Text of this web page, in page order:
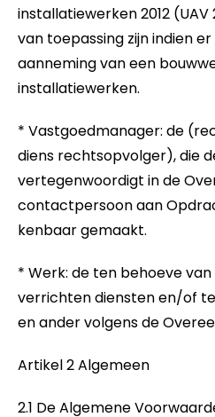
installatiewerken 2012 (UAV
van toepassing zijn indien
aanneming van een
installatiewerken.
* Vastgoedmanager: de
diens rechtsopvolger), die
vertegenwoordigt in de
contactpersoon aan
kenbaar gemaakt.
* Werk: de ten behoeve
verrichten diensten en/of
en ander volgens de
Artikel 2 Algemeen
2.1 De Algemene